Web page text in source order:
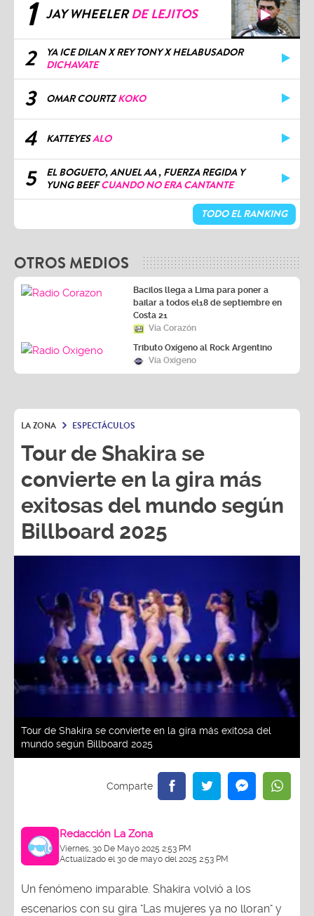
2
YA ICE DILAN X REY TONY X HELABUSADOR
DICHAVATE
3
4
5
EL BOGUETO, ANUEL AA , FUERZA REGIDA Y
YUNG BEEFCUANDO NO ERA CANTANTE
TODO EL RANKING
Bacilos llega a Lima para poner a
bailar a todos el18 de septiembre en
Costa 21
Vía Corazón
Tributo Oxígeno al Rock Argentino
Vía Oxígeno
LA ZONA ESPECTÁCULOS
Tour de Shakira se
convierte en la gira más
exitosas del mundo según
Billboard 2025
Tour de Shakira se convierte en la gira más exitosa del
mundo según Billboard 2025
Viernes, 30 De Mayo 2025 2:53 PM
Actualizado el 30 de mayo del 2025 2:53 PM
escenarios con su gira "Las mujeres ya no lloran" y